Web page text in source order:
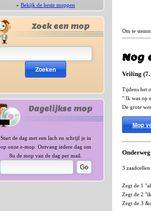
» Bekijk de beste moppen
Zoek een mop
Zoeken
Dagelijkse mop
Start de dag met een lach en schrijf je in
op onze e-mop. Ontvang iedere dag om
8u de mop van de dag per mail.
Om te
Nog
Veiling
Tijdens het
" Ik was op
De grote
Mop
3
Zegt de 1
Zegt de 2
Zegt de 3